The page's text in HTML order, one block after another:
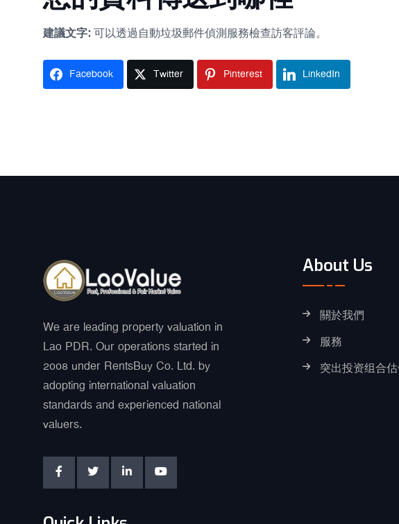
建議文字: 可以透過自動垃圾郵件偵測服務檢查訪客評論。
Facebook Twitter Pinterest LinkedIn
We are leading property valuation in
Lao PDR. Our operations started in
2008 under RentsBuy Co. Ltd. by
adopting international valuation
standards and experienced national
valuers.
About Us
關於我們
服務
突出投资组合